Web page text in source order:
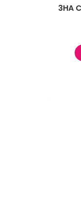
3HA